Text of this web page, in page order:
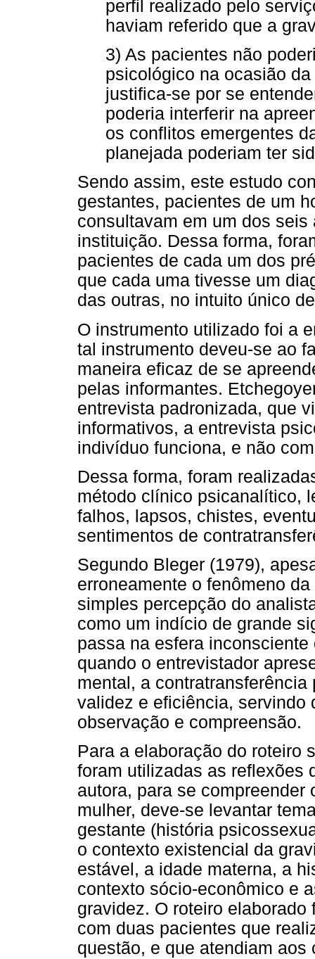
perfil realizado pelo
haviam referido que a
3) As pacientes não
psicológico na ocasião
justifica-se por se
poderia interferir na
os conflitos emergentes
planejada poderiam ter
Sendo assim, este estudo
gestantes, pacientes de um
consultavam em um dos
instituição. Dessa forma,
pacientes de cada um dos
que cada uma tivesse um
das outras, no intuito único
O instrumento utilizado foi a
tal instrumento deveu-se ao
maneira eficaz de se
pelas informantes.
entrevista padronizada, que
informativos, a entrevista
indivíduo funciona, e não
Dessa forma, foram
método clínico psicanalítico,
falhos, lapsos, chistes,
sentimentos de
Segundo Bleger (1979),
erroneamente o fenômeno
simples percepção do
como um indício de grande
passa na esfera
quando o entrevistador
mental, a
validez e eficiência, servindo
observação e compreensão.
Para a elaboração do roteiro
foram utilizadas as reflexões
autora, para se
mulher, deve-se levantar
gestante (história
o contexto existencial da
estável, a idade materna, a
contexto sócio-econômico e
gravidez. O roteiro
com duas pacientes que
questão, e que atendiam aos